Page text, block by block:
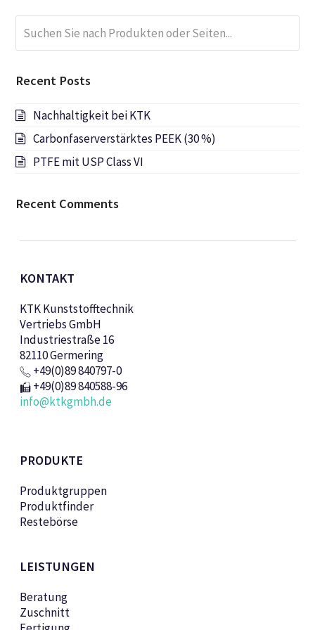
Sie
nach
oder
Recent Posts
Nachhaltigkeit bei KTK
Carbonfaserverstärktes PEEK (30 %)
PTFE mit USP Class VI
Recent Comments
KONTAKT
KTK Kunststofftechnik
Vertriebs GmbH
Industriestraße 16
82110 Germering
+49(0)89 840797-0
+49(0)89 840588-96
info@ktkgmbh.de
PRODUKTE
Produktgruppen
Produktfinder
Restebörse
LEISTUNGEN
Beratung
Zuschnitt